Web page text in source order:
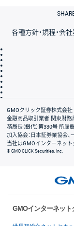
各種方針・規程・会
会社案内
GMOクリック証券株式会社
金融商品取引業者 関東財務
務局長（銀代）第330号 所
加入協会：日本証券業協会
当社はGMOインターネット
© GMO CLICK Securities, Inc.
GMOインターネッ